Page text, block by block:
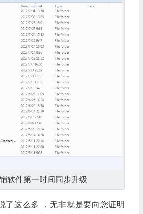
软件第一时间同步升级
了这么多 ，无非就是要向您证明